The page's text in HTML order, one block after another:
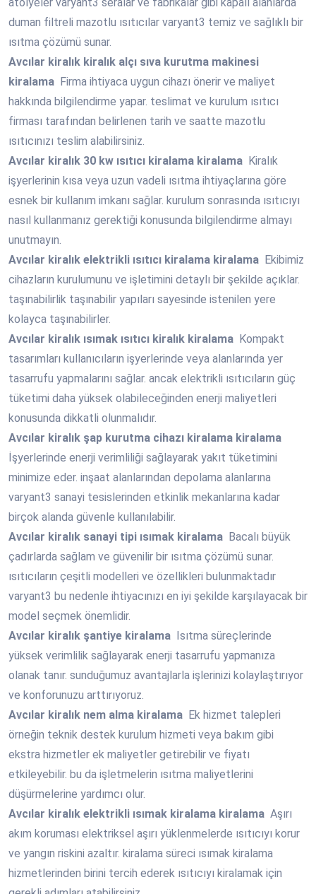
duman filtreli mazotlu ısıtıcılar varyant3 temiz ve sağlıklı bir
ısıtma çözümü sunar.
Avcılar kiralık kiralık alçı sıva kurutma makinesi
kiralama Firma ihtiyaca uygun cihazı önerir ve maliyet
hakkında bilgilendirme yapar. teslimat ve kurulum ısıtıcı
firması tarafından belirlenen tarih ve saatte mazotlu
ısıtıcınızı teslim alabilirsiniz.
Avcılar kiralık 30 kw ısıtıcı kiralama kiralama Kiralık
işyerlerinin kısa veya uzun vadeli ısıtma ihtiyaçlarına göre
esnek bir kullanım imkanı sağlar. kurulum sonrasında ısıtıcıyı
nasıl kullanmanız gerektiği konusunda bilgilendirme almayı
unutmayın.
Avcılar kiralık elektrikli ısıtıcı kiralama kiralama Ekibimiz
cihazların kurulumunu ve işletimini detaylı bir şekilde açıklar.
taşınabilirlik taşınabilir yapıları sayesinde istenilen yere
kolayca taşınabilirler.
Avcılar kiralık ısımak ısıtıcı kiralık kiralama Kompakt
tasarımları kullanıcıların işyerlerinde veya alanlarında yer
tasarrufu yapmalarını sağlar. ancak elektrikli ısıtıcıların güç
tüketimi daha yüksek olabileceğinden enerji maliyetleri
konusunda dikkatli olunmalıdır.
Avcılar kiralık şap kurutma cihazı kiralama kiralama
İşyerlerinde enerji verimliliği sağlayarak yakıt tüketimini
minimize eder. inşaat alanlarından depolama alanlarına
varyant3 sanayi tesislerinden etkinlik mekanlarına kadar
birçok alanda güvenle kullanılabilir.
Avcılar kiralık sanayi tipi ısımak kiralama Bacalı büyük
çadırlarda sağlam ve güvenilir bir ısıtma çözümü sunar.
ısıtıcıların çeşitli modelleri ve özellikleri bulunmaktadır
varyant3 bu nedenle ihtiyacınızı en iyi şekilde karşılayacak bir
model seçmek önemlidir.
Avcılar kiralık şantiye kiralama Isıtma süreçlerinde
yüksek verimlilik sağlayarak enerji tasarrufu yapmanıza
olanak tanır. sunduğumuz avantajlarla işlerinizi kolaylaştırıyor
ve konforunuzu arttırıyoruz.
Avcılar kiralık nem alma kiralama Ek hizmet talepleri
örneğin teknik destek kurulum hizmeti veya bakım gibi
ekstra hizmetler ek maliyetler getirebilir ve fiyatı
etkileyebilir. bu da işletmelerin ısıtma maliyetlerini
düşürmelerine yardımcı olur.
Avcılar kiralık elektrikli ısımak kiralama kiralama Aşırı
akım koruması elektriksel aşırı yüklenmelerde ısıtıcıyı korur
ve yangın riskini azaltır. kiralama süreci ısımak kiralama
hizmetlerinden birini tercih ederek ısıtıcıyı kiralamak için